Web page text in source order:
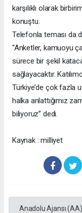
karşılıklı olarak
konuştu.
Telefonla teması da
“Anketler, kamuoyu
sürece bir şekil
sağlayacaktır.
Türkiye’de çok fazla
halka anlattığımız
biliyoruz” dedi.
Kaynak : milliyet
Anadolu Ajansı